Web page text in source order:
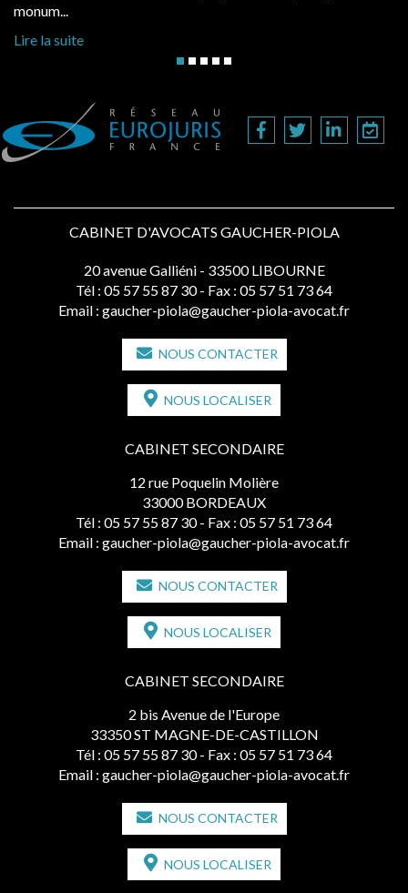
Lire la suite
CABINET D'AVOCATS GAUCHER-PIOLA
20 avenue Galliéni - 33500 LIBOURNE
Tél : 05 57 55 87 30 - Fax : 05 57 51 73 64
Email : gaucher-piola@gaucher-piola-avocat.fr
NOUS CONTACTER
NOUS LOCALISER
CABINET SECONDAIRE
12 rue Poquelin Molière
33000 BORDEAUX
Tél : 05 57 55 87 30 - Fax : 05 57 51 73 64
Email : gaucher-piola@gaucher-piola-avocat.fr
NOUS CONTACTER
NOUS LOCALISER
CABINET SECONDAIRE
2 bis Avenue de l'Europe
33350 ST MAGNE-DE-CASTILLON
Tél : 05 57 55 87 30 - Fax : 05 57 51 73 64
Email : gaucher-piola@gaucher-piola-avocat.fr
NOUS CONTACTER
NOUS LOCALISER